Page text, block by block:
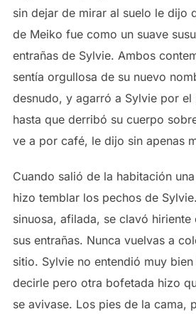
sin dejar de mirar al suelo le dijo
de Meiko fue como un suave
entrañas de Sylvie. Ambos
sentía orgullosa de su nuevo
desnudo, y agarró a Sylvie por
hasta que derribó su cuerpo
ve a por café, le dijo sin apenas
Cuando salió de la habitación
hizo temblar los pechos de
sinuosa, afilada, se clavó
sus entrañas. Nunca vuelvas a
sitio. Sylvie no entendió muy
decirle pero otra bofetada hizo
se avivase. Los pies de la cama,